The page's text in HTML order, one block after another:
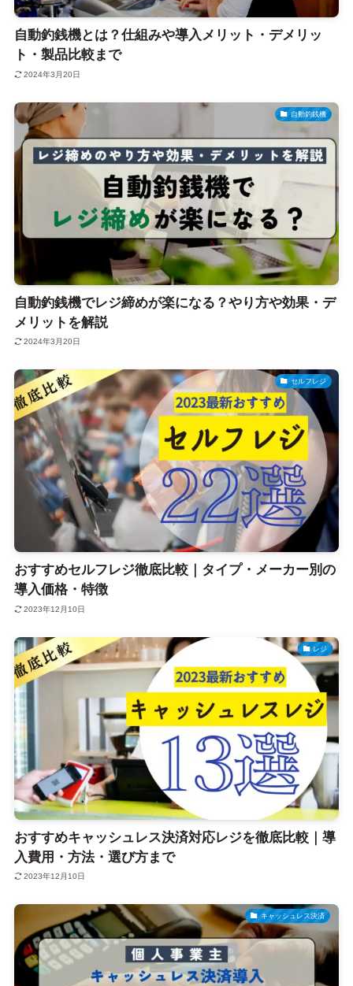
自動釣銭機とは？仕組みや導入メリット・デメリッ
ト・製品比較まで
2024年3月20日
自動釣銭機
自動釣銭機でレジ締めが楽になる？やり方や効果・デ
メリットを解説
2024年3月20日
セルフレジ
おすすめセルフレジ徹底比較｜タイプ・メーカー別の
導入価格・特徴
2023年12月10日
レジ
おすすめキャッシュレス決済対応レジを徹底比較｜導
入費用・方法・選び方まで
2023年12月10日
キャッシュレス決済